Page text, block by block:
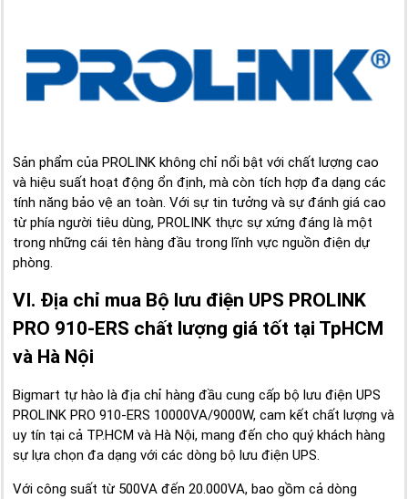
Sản phẩm của PROLINK không chỉ nổi bật với chất lượng cao
và hiệu suất hoạt động ổn định, mà còn tích hợp đa dạng các
tính năng bảo vệ an toàn. Với sự tin tưởng và sự đánh giá cao
từ phía người tiêu dùng, PROLINK thực sự xứng đáng là một
trong những cái tên hàng đầu trong lĩnh vực nguồn điện dự
phòng.
VI. Địa chỉ mua Bộ lưu điện UPS PROLINK
PRO 910-ERS chất lượng giá tốt tại TpHCM
và Hà Nội
Bigmart tự hào là địa chỉ hàng đầu cung cấp bộ lưu điện UPS
PROLINK PRO 910-ERS 10000VA/9000W, cam kết chất lượng và
uy tín tại cả TP.HCM và Hà Nội, mang đến cho quý khách hàng
sự lựa chọn đa dạng với các dòng bộ lưu điện UPS.
Với công suất từ 500VA đến 20.000VA, bao gồm cả dòng